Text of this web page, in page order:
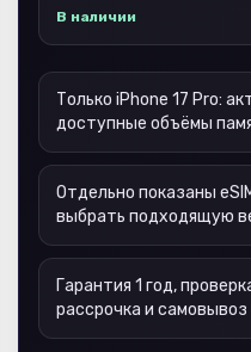
В наличии
Только iPhone 17 Pro:
доступные объёмы
Отдельно показаны
выбрать подходящую
Гарантия 1 год,
рассрочка и